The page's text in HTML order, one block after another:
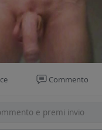
Commento